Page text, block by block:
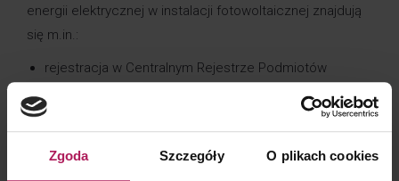
Zgoda Szczegóły O plikach cookies
energii elektrycznej w instalacji fotowoltaicznej znajdują
się m.in.:
rejestracja w Centralnym Rejestrze Podmiotów
składanie deklaracji akcyzowych,
skorzystanie z przywołanego powyżej zwolnienia